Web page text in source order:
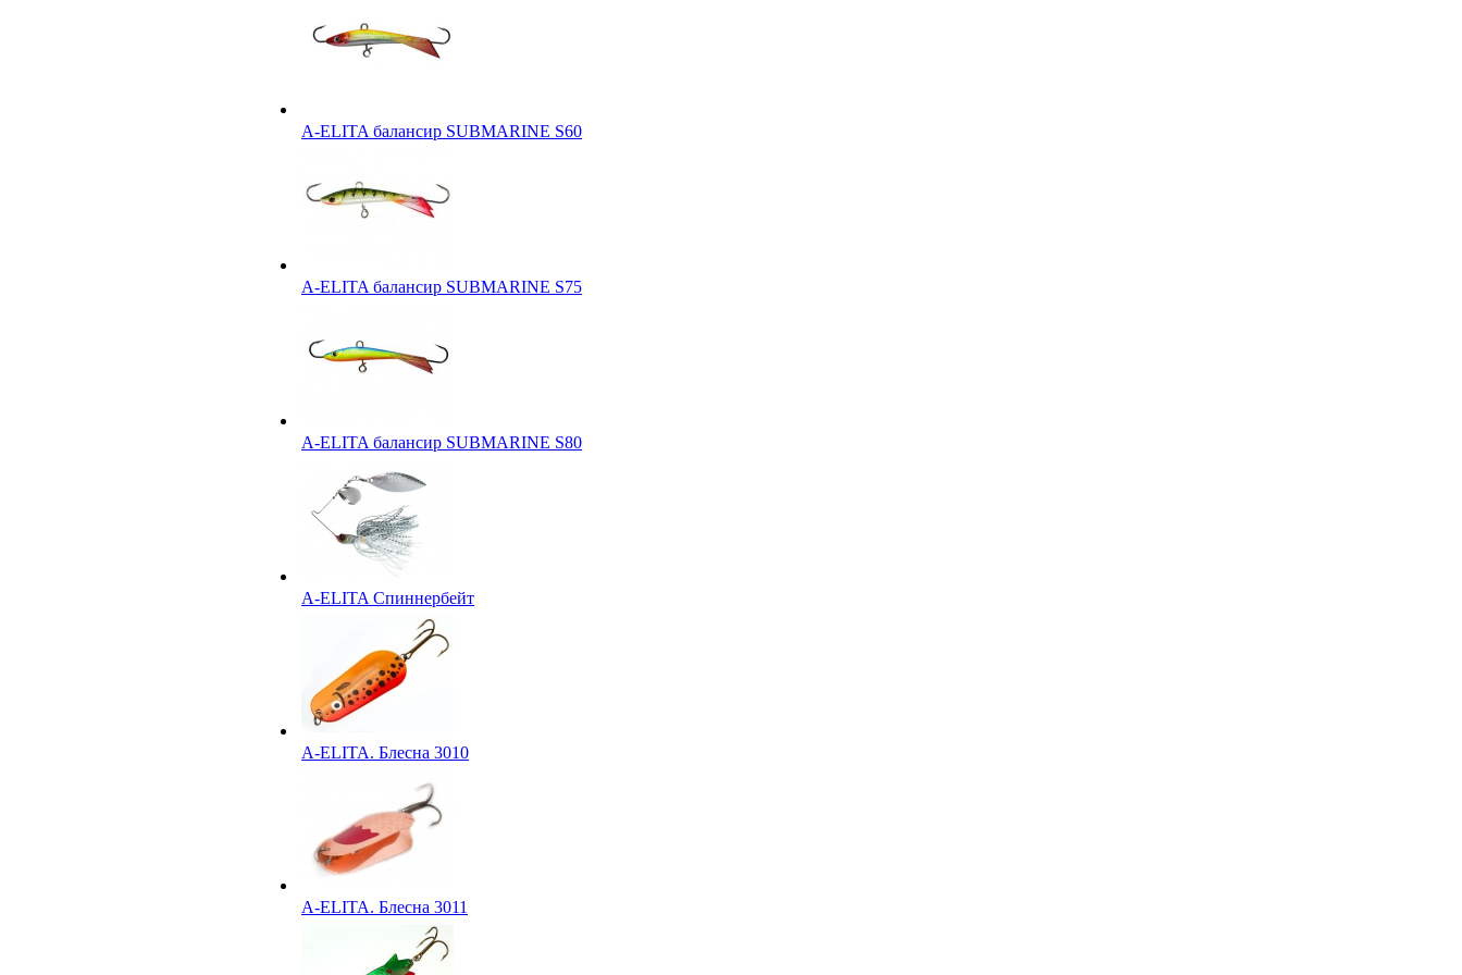
A-ELITA балансир SUBMARINE S60
A-ELITA балансир SUBMARINE S75
A-ELITA балансир SUBMARINE S80
A-ELITA Спиннербейт
A-ELITA. Блесна 3010
A-ELITA. Блесна 3011